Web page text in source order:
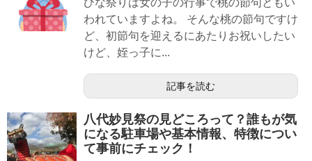
ひな祭りは女の子の行事で桃の節句ともい
われていますよね。 そんな桃の節句ですけ
ど、初節句を迎えるにあたりお祝いしたい
けど、姪っ子に...
記事を読む
八代妙見祭の見どころって？誰もが気
になる駐車場や基本情報、特徴につい
て事前にチェック！